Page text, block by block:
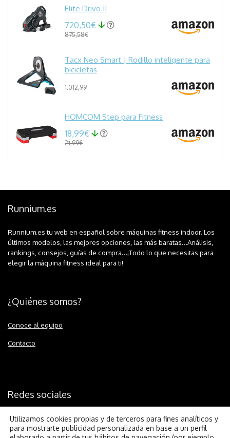
Elite Drivo II
720,50€
875,58€
Tacx Neo Smart | Rodillo inteligente para
bicicletas
1.012,99
HOMCOM Step para Fitness
18,99€
21,99€
Runnium.es
Runnium.es tu web en español sobre máquinas fitness indoor. Los
últimos modelos, las mejores opciones, las más baratas…Análisis,
rankings, consejos, guías de compra…¡Todo lo que necesitas para
elegir la máquina fitness ideal para ti!
¿Quiénes somos?
Conoce al equipo
Contacto
Redes sociales
Utilizamos cookies propias y de terceros para fines analíticos y
para mostrarte publicidad personalizada en base a un perfil